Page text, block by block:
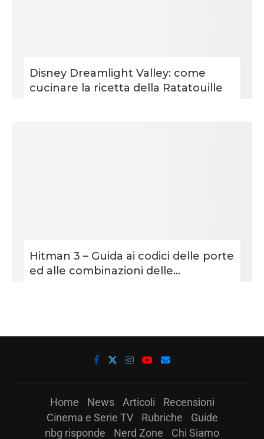
Disney Dreamlight Valley: come
cucinare la ricetta della Ratatouille
Hitman 3 – Guida ai codici delle porte
ed alle combinazioni delle...
Home News Articoli
Recensioni
Cinema e Serie TV
Rubriche
Guide
nbg risponde
Nerd Zone Chi Siamo